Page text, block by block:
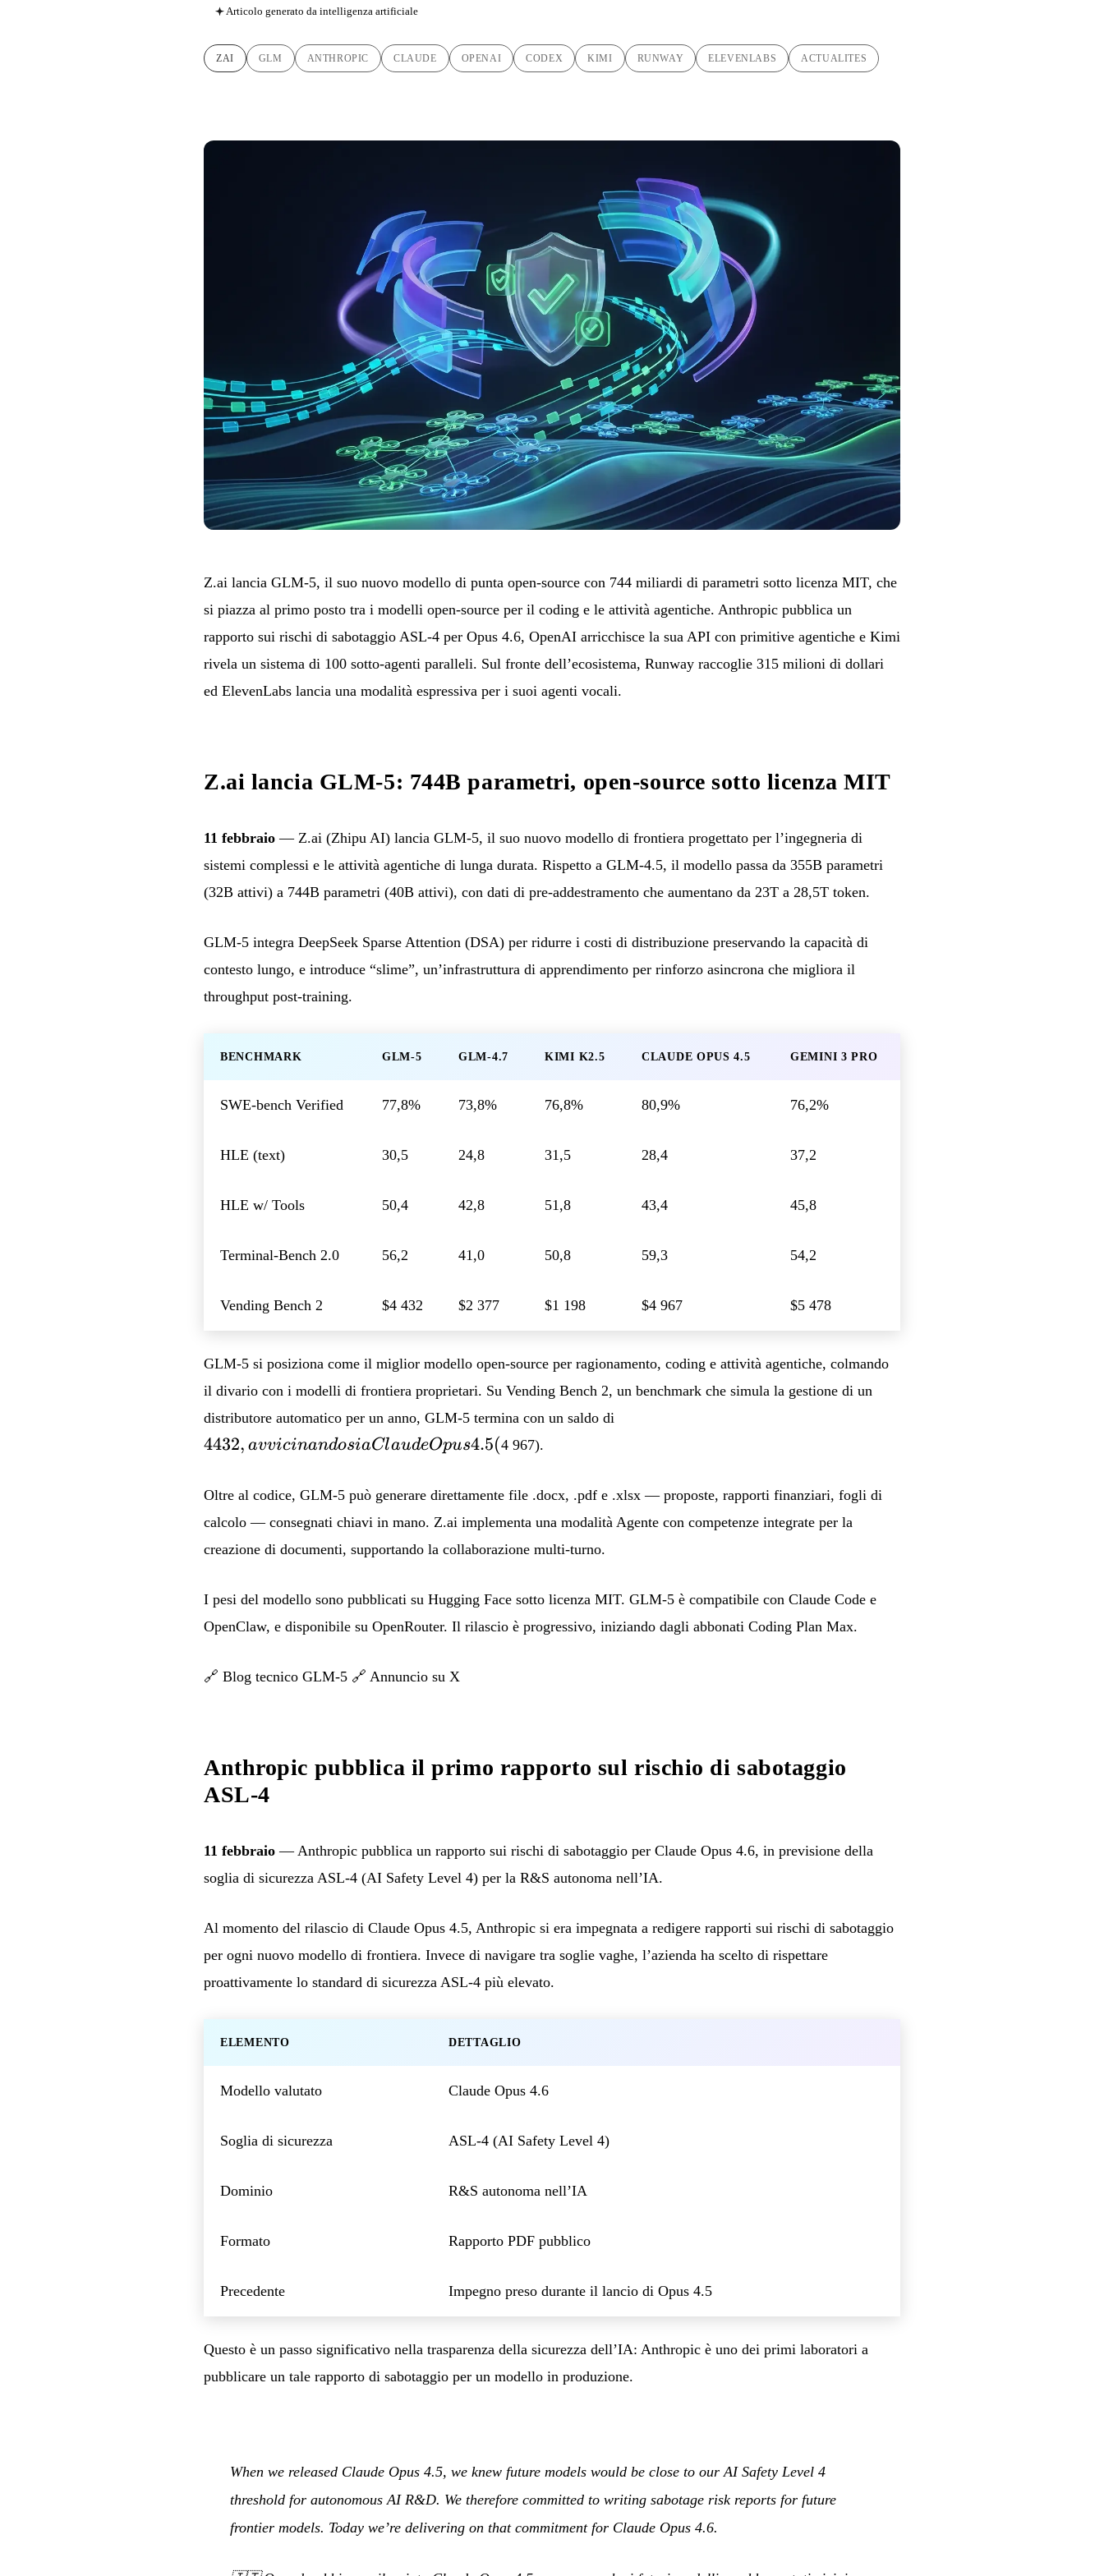
Articolo generato da intelligenza artificiale
ZAI GLM ANTHROPIC CLAUDE OPENAI CODEX KIMI RUNWAY ELEVENLABS ACTUALITES
Z.ai lancia GLM-5, il suo nuovo modello di punta open-source con 744 miliardi di parametri sotto licenza MIT, che
si piazza al primo posto tra i modelli open-source per il coding e le attività agentiche. Anthropic pubblica un
rapporto sui rischi di sabotaggio ASL-4 per Opus 4.6, OpenAI arricchisce la sua API con primitive agentiche e Kimi
rivela un sistema di 100 sotto-agenti paralleli. Sul fronte dell’ecosistema, Runway raccoglie 315 milioni di dollari
ed ElevenLabs lancia una modalità espressiva per i suoi agenti vocali.
Z.ai lancia GLM-5: 744B parametri, open-source sotto licenza MIT
11 febbraio — Z.ai (Zhipu AI) lancia GLM-5, il suo nuovo modello di frontiera progettato per l’ingegneria di
sistemi complessi e le attività agentiche di lunga durata. Rispetto a GLM-4.5, il modello passa da 355B parametri
(32B attivi) a 744B parametri (40B attivi), con dati di pre-addestramento che aumentano da 23T a 28,5T token.
GLM-5 integra DeepSeek Sparse Attention (DSA) per ridurre i costi di distribuzione preservando la capacità di
contesto lungo, e introduce “slime”, un’infrastruttura di apprendimento per rinforzo asincrona che migliora il
throughput post-training.
BENCHMARK GLM-5 GLM-4.7 KIMI K2.5 CLAUDE OPUS 4.5 GEMINI 3 PRO
SWE-bench Verified 77,8% 73,8% 76,8% 80,9% 76,2%
HLE (text) 30,5 24,8 31,5 28,4 37,2
HLE w/ Tools 50,4 42,8 51,8 43,4 45,8
Terminal-Bench 2.0 56,2 41,0 50,8 59,3 54,2
Vending Bench 2 $4 432 $2 377 $1 198 $4 967 $5 478
GLM-5 si posiziona come il miglior modello open-source per ragionamento, coding e attività agentiche, colmando
il divario con i modelli di frontiera proprietari. Su Vending Bench 2, un benchmark che simula la gestione di un
distributore automatico per un anno, GLM-5 termina con un saldo di
4432, avvicinandosiaClaudeOpus4.5(4 967).
Oltre al codice, GLM-5 può generare direttamente file .docx, .pdf e .xlsx — proposte, rapporti finanziari, fogli di
calcolo — consegnati chiavi in mano. Z.ai implementa una modalità Agente con competenze integrate per la
creazione di documenti, supportando la collaborazione multi-turno.
I pesi del modello sono pubblicati su Hugging Face sotto licenza MIT. GLM-5 è compatibile con Claude Code e
OpenClaw, e disponibile su OpenRouter. Il rilascio è progressivo, iniziando dagli abbonati Coding Plan Max.
🔗 Blog tecnico GLM-5 🔗 Annuncio su X
Anthropic pubblica il primo rapporto sul rischio di sabotaggio
ASL-4
11 febbraio — Anthropic pubblica un rapporto sui rischi di sabotaggio per Claude Opus 4.6, in previsione della
soglia di sicurezza ASL-4 (AI Safety Level 4) per la R&S autonoma nell’IA.
Al momento del rilascio di Claude Opus 4.5, Anthropic si era impegnata a redigere rapporti sui rischi di sabotaggio
per ogni nuovo modello di frontiera. Invece di navigare tra soglie vaghe, l’azienda ha scelto di rispettare
proattivamente lo standard di sicurezza ASL-4 più elevato.
ELEMENTO DETTAGLIO
Modello valutato Claude Opus 4.6
Soglia di sicurezza ASL-4 (AI Safety Level 4)
Dominio R&S autonoma nell’IA
Formato Rapporto PDF pubblico
Precedente Impegno preso durante il lancio di Opus 4.5
Questo è un passo significativo nella trasparenza della sicurezza dell’IA: Anthropic è uno dei primi laboratori a
pubblicare un tale rapporto di sabotaggio per un modello in produzione.
When we released Claude Opus 4.5, we knew future models would be close to our AI Safety Level 4
threshold for autonomous AI R&D. We therefore committed to writing sabotage risk reports for future
frontier models. Today we’re delivering on that commitment for Claude Opus 4.6.